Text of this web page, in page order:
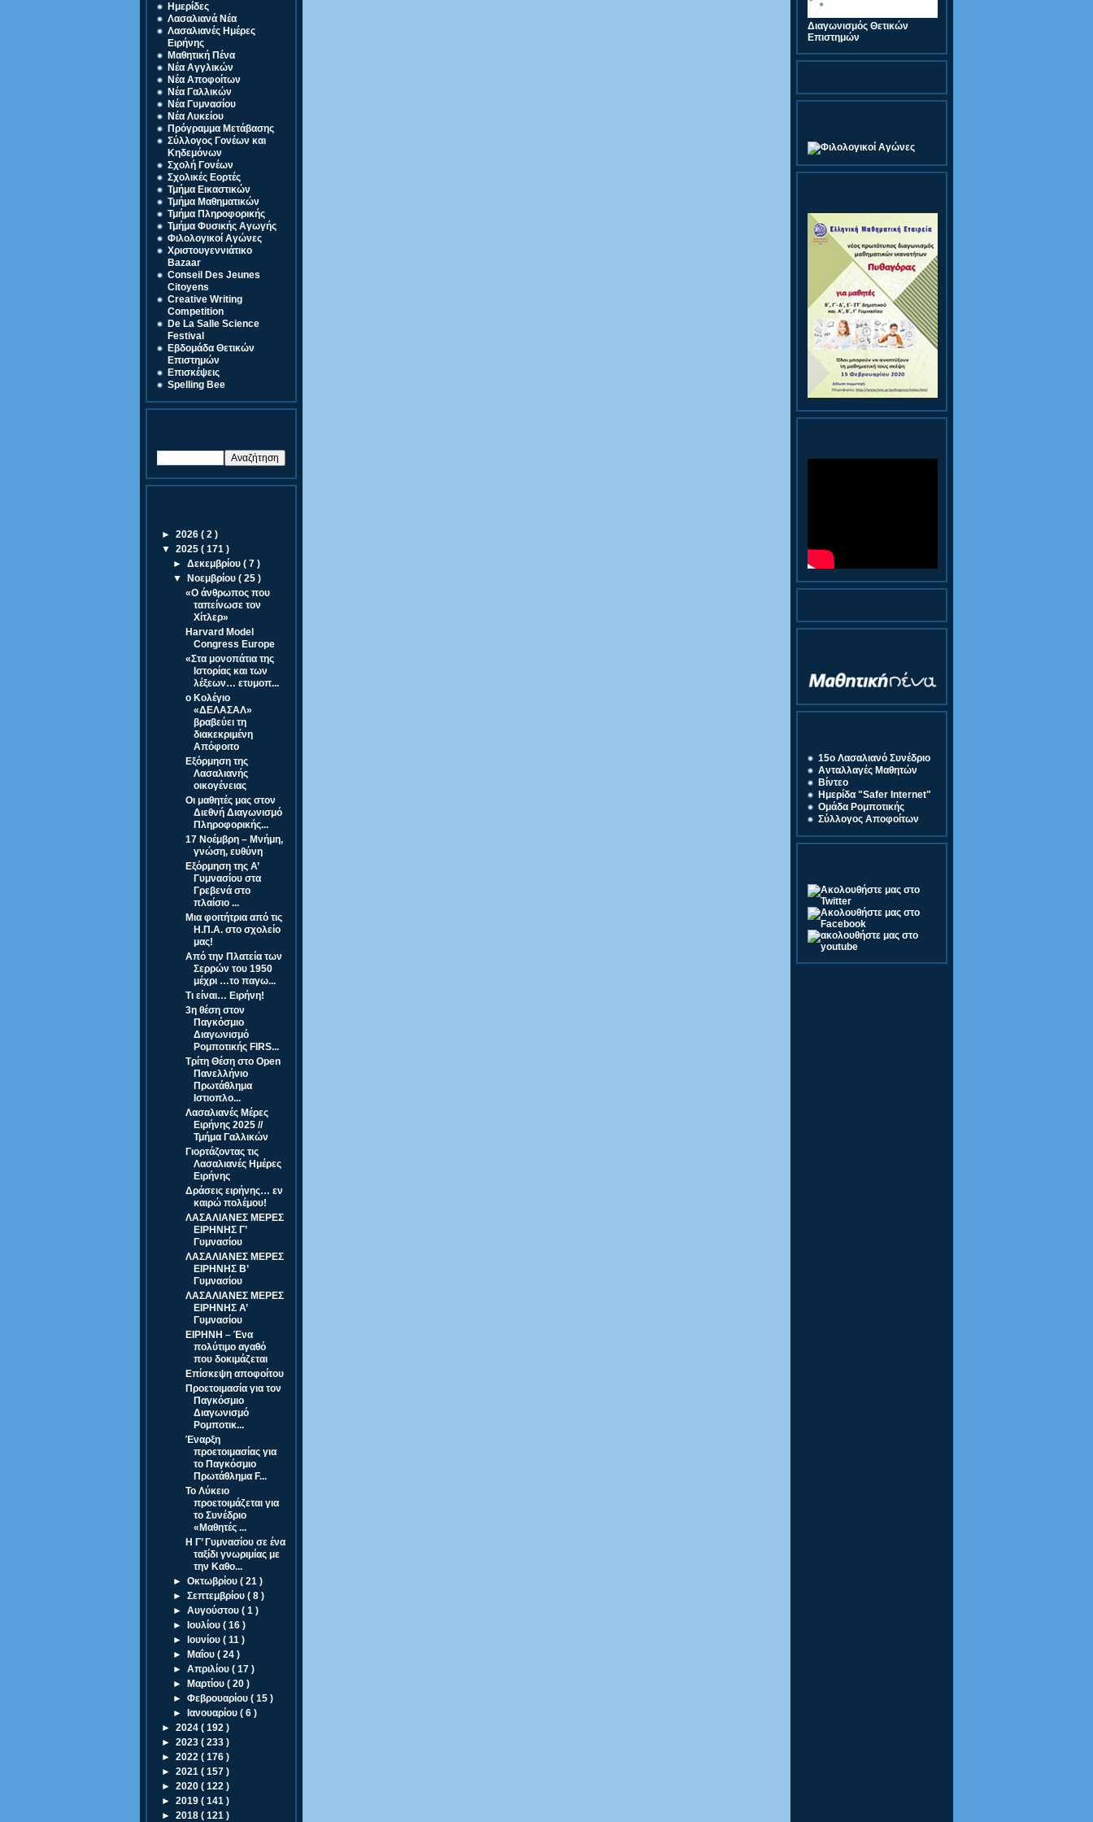
Ημερίδες
Λασαλιανά Νέα
Λασαλιανές Ημέρες
Ειρήνης
Μαθητική Πένα
Νέα Αγγλικών
Νέα Αποφοίτων
Νέα Γαλλικών
Νέα Γυμνασίου
Νέα Λυκείου
Πρόγραμμα Μετάβασης
Σύλλογος Γονέων και
Κηδεμόνων
Σχολή Γονέων
Σχολικές Εορτές
Τμήμα Εικαστικών
Τμήμα Μαθηματικών
Τμήμα Πληροφορικής
Τμήμα Φυσικής Αγωγής
Φιλολογικοί Αγώνες
Χριστουγεννιάτικο
Bazaar
Conseil Des Jeunes
Citoyens
Creative Writing
Competition
De La Salle Science
Festival
Eβδομάδα Θετικών
Επιστημών
Eπισκέψεις
Spelling Bee
► 2026 ( 2 )
▼ 2025 ( 171 )
►Δεκεμβρίου( 7 )
▼
Νοεμβρίου( 25 )
«Ο άνθρωπος που
ταπείνωσε τον
Χίτλερ»
Harvard Model
Congress Europe
«Στα μονοπάτια της
Ιστορίας και των
λέξεων… ετυμοπ...
ο Κολέγιο
«ΔΕΛΑΣΑΛ»
βραβεύει τη
διακεκριμένη
Απόφοιτο
Εξόρμηση της
Λασαλιανής
οικογένειας
Οι μαθητές μας στον
Διεθνή Διαγωνισμό
Πληροφορικής...
17 Νοέμβρη – Μνήμη,
γνώση, ευθύνη
Εξόρμηση της Α’
Γυμνασίου στα
Γρεβενά στο
πλαίσιο ...
Μια φοιτήτρια από τις
Η.Π.Α. στο σχολείο
μας!
Από την Πλατεία των
Σερρών του 1950
μέχρι …το παγω...
Τι είναι… Ειρήνη!
3η θέση στον
Παγκόσμιο
Διαγωνισμό
Ρομποτικής FIRS...
Τρίτη Θέση στο Open
Πανελλήνιο
Πρωτάθλημα
Ιστιοπλο...
Λασαλιανές Μέρες
Ειρήνης 2025 //
Τμήμα Γαλλικών
Γιορτάζοντας τις
Λασαλιανές Ημέρες
Ειρήνης
Δράσεις ειρήνης… εν
καιρώ πολέμου!
ΛΑΣΑΛΙΑΝΕΣ ΜΕΡΕΣ
ΕΙΡΗΝΗΣ Γ’
Γυμνασίου
ΛΑΣΑΛΙΑΝΕΣ ΜΕΡΕΣ
ΕΙΡΗΝΗΣ Β’
Γυμνασίου
ΛΑΣΑΛΙΑΝΕΣ ΜΕΡΕΣ
ΕΙΡΗΝΗΣ Α’
Γυμνασίου
ΕΙΡΗΝΗ – Ένα
πολύτιμο αγαθό
που δοκιμάζεται
Επίσκεψη αποφοίτου
Προετοιμασία για τον
Παγκόσμιο
Διαγωνισμό
Ρομποτικ...
Έναρξη
προετοιμασίας για
το Παγκόσμιο
Πρωτάθλημα F...
Το Λύκειο
προετοιμάζεται για
το Συνέδριο
«Μαθητές ...
Η Γ’ Γυμνασίου σε ένα
ταξίδι γνωριμίας με
την Καθο...
►Οκτωβρίου( 21 )
►Σεπτεμβρίου( 8 )
►Αυγούστου( 1 )
►
Ιουλίου( 16 )
►
Ιουνίου( 11 )
►
Μαΐου( 24 )
►Απριλίου( 17 )
►
Μαρτίου( 20 )
►Φεβρουαρίου( 15 )
►
Ιανουαρίου( 6 )
► 2024 ( 192 )
► 2023 ( 233 )
► 2022 ( 176 )
► 2021 ( 157 )
► 2020 ( 122 )
► 2019 ( 141 )
► 2018 ( 121 )
Διαγωνισμός Θετικών
Επιστημών
15o Λασαλιανό Συνέδριο
Ανταλλαγές Μαθητών
Βίντεο
Ημερίδα "Safer Internet"
Ομάδα Ρομποτικής
Σύλλογος Αποφοίτων